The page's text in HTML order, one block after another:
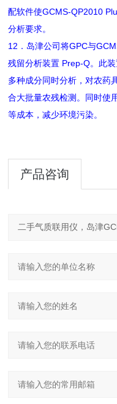
配软件使GCMS-QP2010
分析要求。
12．岛津公司将GPC与
残留分析装置 Prep-Q。此
多种成分同时分析，对农药
合大批量农残检测。同时使
等成本，减少环境污染。
产品咨询